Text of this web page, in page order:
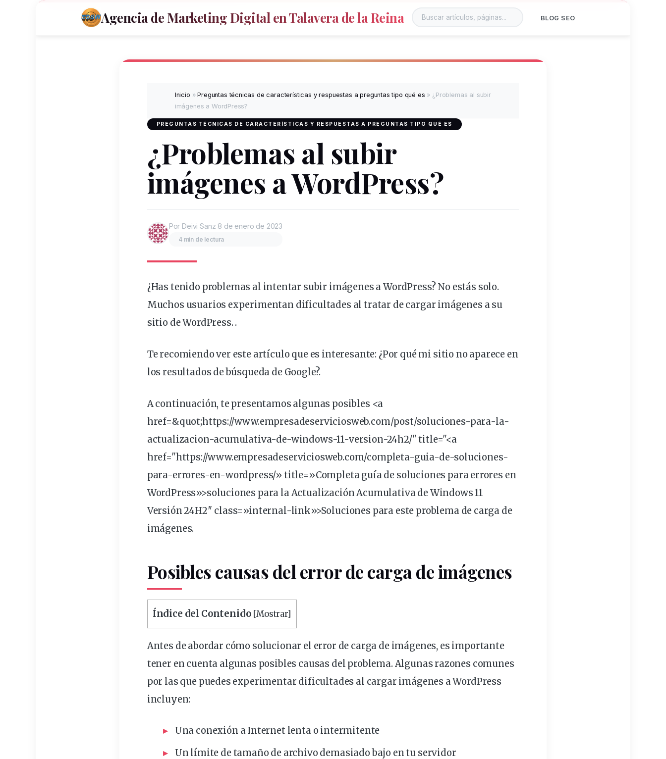
Agencia de Marketing Digital en Talavera de la Reina BLOG SEO
Inicio »Preguntas técnicas de características y respuestas a preguntas tipo qué es » ¿Problemas al subir
imágenes a WordPress?
PREGUNTAS TÉCNICAS DE CARACTERÍSTICAS Y RESPUESTAS A PREGUNTAS TIPO QUÉ ES
¿Problemas al subir
imágenes a WordPress?
Por Deivi Sanz 8 de enero de 2023
4 min de lectura
¿Has tenido problemas al intentar subir imágenes a WordPress? No estás solo.
Muchos usuarios experimentan dificultades al tratar de cargar imágenes a su
sitiode WordPress. .
Te recomiendo ver este artículo que es interesante: ¿Por qué mi sitio no aparece en
los resultados de búsqueda de Google?.
A continuación, te presentamos algunas posibles <a
href=&quot;https://www.empresadeserviciosweb.com/post/soluciones-para-la-
actualizacion-acumulativa-de-windows-11-version-24h2/" title="<a
href="https://www.empresadeserviciosweb.com/completa-guia-de-soluciones-
para-errores-en-wordpress/» title=»Completa guía de soluciones para errores en
WordPress»>soluciones para la Actualización Acumulativa de Windows 11
Versión 24H2″ class=»internal-link»>Soluciones para este problemade carga de
imágenes.
Posibles causas del errorde carga de imágenes
Índice del Contenido [Mostrar]
Antes de abordar cómo solucionar el error de carga de imágenes, es importante
tener en cuenta algunas posibles causas del problema. Algunas razones comunes
por las que puedes experimentar dificultades al cargar imágenes a WordPress
incluyen:
Una conexión a Internet lenta o intermitente
Un límite detamañode archivo demasiado bajo en tu servidor